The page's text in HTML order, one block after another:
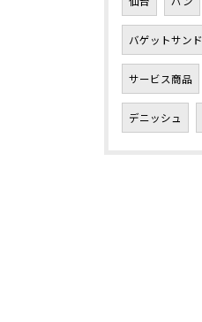
バゲットサンド
サービス商品
デニッシュ